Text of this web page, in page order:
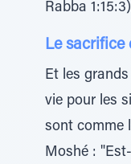
Rabba
Le sacrifice
Et les
vie pour les
sont comme
Moshé :